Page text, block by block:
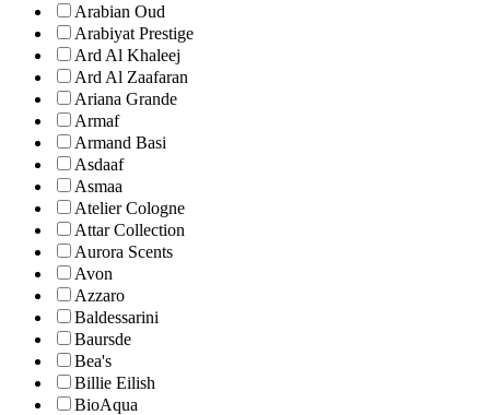
Arabian Oud
Arabiyat Prestige
Ard Al Khaleej
Ard Al Zaafaran
Ariana Grande
Armaf
Armand Basi
Asdaaf
Asmaa
Atelier Cologne
Attar Collection
Aurora Scents
Avon
Azzaro
Baldessarini
Baursde
Bea's
Billie Eilish
BioAqua